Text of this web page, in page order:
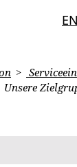
EN
Unsere